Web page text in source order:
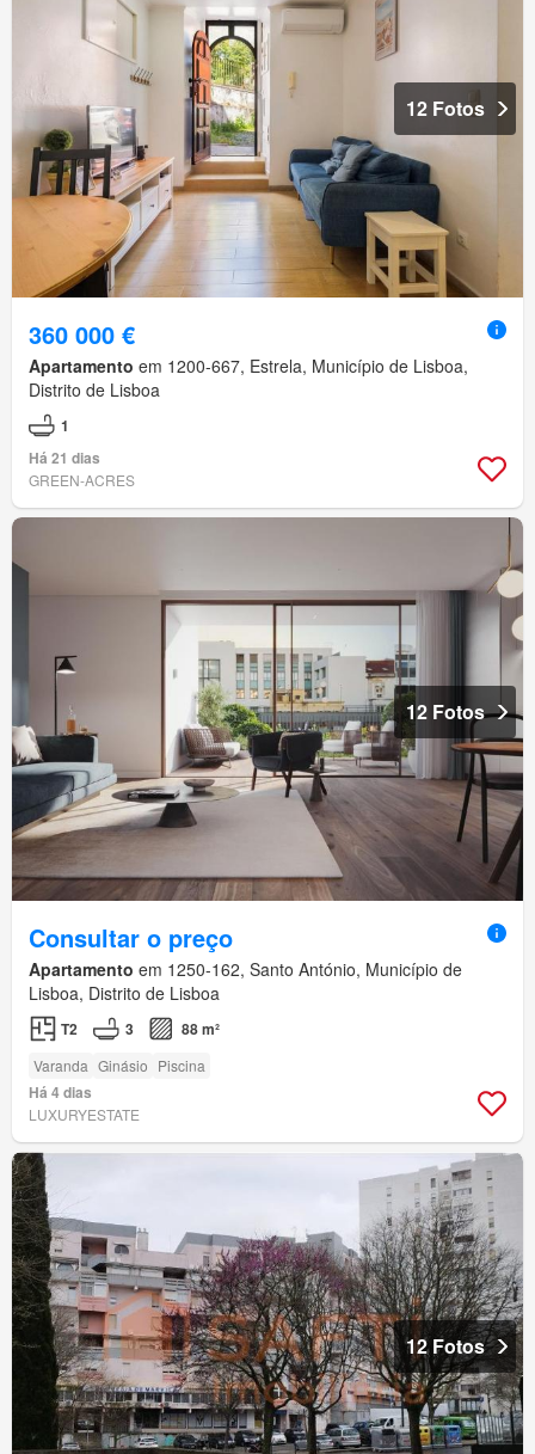
12 Fotos
360 000 €
Apartamento em 1200-667, Estrela, Município de Lisboa,
Distrito de Lisboa
1
Há 21 dias
GREEN-ACRES
12 Fotos
Consultar o preço
Apartamento em 1250-162, Santo António, Município de
Lisboa, Distrito de Lisboa
T2 3 88 m²
Varanda Ginásio Piscina
Há 4 dias
LUXURYESTATE
12 Fotos